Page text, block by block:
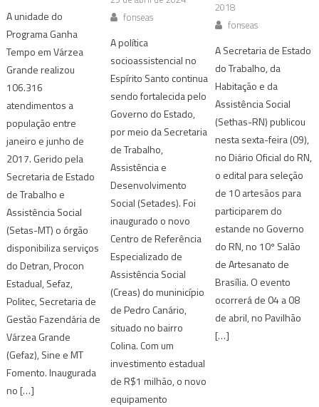
A unidade do
Programa Ganha
Tempo em Várzea
Grande realizou
106.316
atendimentos a
população entre
janeiro e junho de
2017. Gerido pela
Secretaria de Estado
de Trabalho e
Assistência Social
(Setas-MT) o órgão
disponibiliza serviços
do Detran, Procon
Estadual, Sefaz,
Politec, Secretaria de
Gestão Fazendária de
Várzea Grande
(Gefaz), Sine e MT
Fomento. Inaugurada
no […]
fonseas
A política
socioassistencial no
Espírito Santo continua
sendo fortalecida pelo
Governo do Estado,
por meio da Secretaria
de Trabalho,
Assistência e
Desenvolvimento
Social (Setades). Foi
inaugurado o novo
Centro de Referência
Especializado de
Assistência Social
(Creas) do muninicípio
de Pedro Canário,
situado no bairro
Colina. Com um
investimento estadual
de R$1 milhão, o novo
equipamento
2018
fonseas
A Secretaria de Estado
do Trabalho, da
Habitação e da
Assistência Social
(Sethas-RN) publicou
nesta sexta-feira (09),
no Diário Oficial do RN,
o edital para seleção
de 10 artesãos para
participarem do
estande no Governo
do RN, no 10º Salão
de Artesanato de
Brasília. O evento
ocorrerá de 04 a 08
de abril, no Pavilhão
[…]